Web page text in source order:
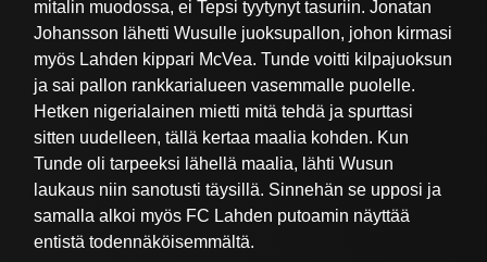
mitalin muodossa, ei Tepsi tyytynyt tasuriin. Jonatan
Johansson lähetti Wusulle juoksupallon, johon kirmasi
myös Lahden kippari McVea. Tunde voitti kilpajuoksun
ja sai pallon rankkarialueen vasemmalle puolelle.
Hetken nigerialainen mietti mitä tehdä ja spurttasi
sitten uudelleen, tällä kertaa maalia kohden. Kun
Tunde oli tarpeeksi lähellä maalia, lähti Wusun
laukaus niin sanotusti täysillä. Sinnehän se upposi ja
samalla alkoi myös FC Lahden putoamin näyttää
entistä todennäköisemmältä.